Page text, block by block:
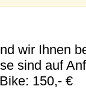
wir Ihnen
sind auf
150,- €